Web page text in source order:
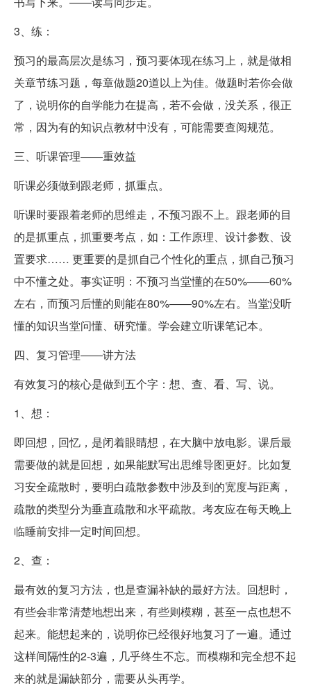
3、练：
预习的最高层次是练习，预习要体现在练习上，就是做相
关章节练习题，每章做题20道以上为佳。做题时若你会做
了，说明你的自学能力在提高，若不会做，没关系，很正
常，因为有的知识点教材中没有，可能需要查阅规范。
三、听课管理――重效益
听课必须做到跟老师，抓重点。
听课时要跟着老师的思维走，不预习跟不上。跟老师的目
的是抓重点，抓重要考点，如：工作原理、设计参数、设
置要求…… 更重要的是抓自己个性化的重点，抓自己预习
中不懂之处。事实证明：不预习当堂懂的在50%――60%
左右，而预习后懂的则能在80%――90%左右。当堂没听
懂的知识当堂问懂、研究懂。学会建立听课笔记本。
四、复习管理――讲方法
有效复习的核心是做到五个字：想、查、看、写、说。
1、想：
即回想，回忆，是闭着眼睛想，在大脑中放电影。课后最
需要做的就是回想，如果能默写出思维导图更好。比如复
习安全疏散时，要明白疏散参数中涉及到的宽度与距离，
疏散的类型分为垂直疏散和水平疏散。考友应在每天晚上
临睡前安排一定时间回想。
2、查：
最有效的复习方法，也是查漏补缺的最好方法。回想时，
有些会非常清楚地想出来，有些则模糊，甚至一点也想不
起来。能想起来的，说明你已经很好地复习了一遍。通过
这样间隔性的2-3遍，几乎终生不忘。而模糊和完全想不起
来的就是漏缺部分，需要从头再学。